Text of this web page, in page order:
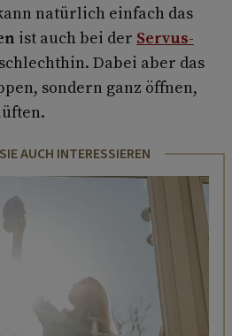
natürlich einfach das
ist auch bei der Servus-
Dabei aber das
sondern ganz öffnen,
AUCH INTERESSIEREN